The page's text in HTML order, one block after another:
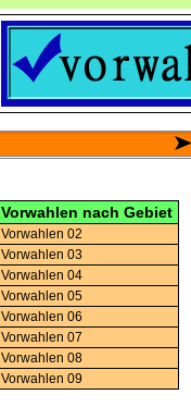
Vorwahlen nach Gebiet
Vorwahlen 02
Vorwahlen 03
Vorwahlen 04
Vorwahlen 05
Vorwahlen 06
Vorwahlen 07
Vorwahlen 08
Vorwahlen 09